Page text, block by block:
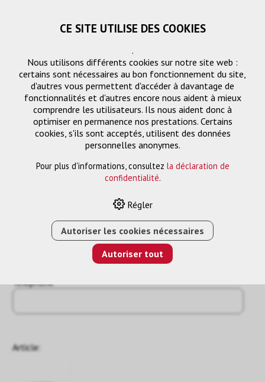
Demande
Nom ou entreprise *
Téléphone
Article:
CE SITE UTILISE DES COOKIES
.
Nous utilisons différents cookies sur notre site web :
certains sont nécessaires au bon fonctionnement du site,
d'autres vous permettent d'accéder à davantage de
fonctionnalités et d'autres encore nous aident à mieux
comprendre les utilisateurs. Ils nous aident donc à
optimiser en permanence nos prestations. Certains
cookies, s'ils sont acceptés, utilisent des données
personnelles anonymes.
Pour plus d'informations, consultez la déclaration de
confidentialité.
Régler
Autoriser les cookies nécessaires
Autoriser tout